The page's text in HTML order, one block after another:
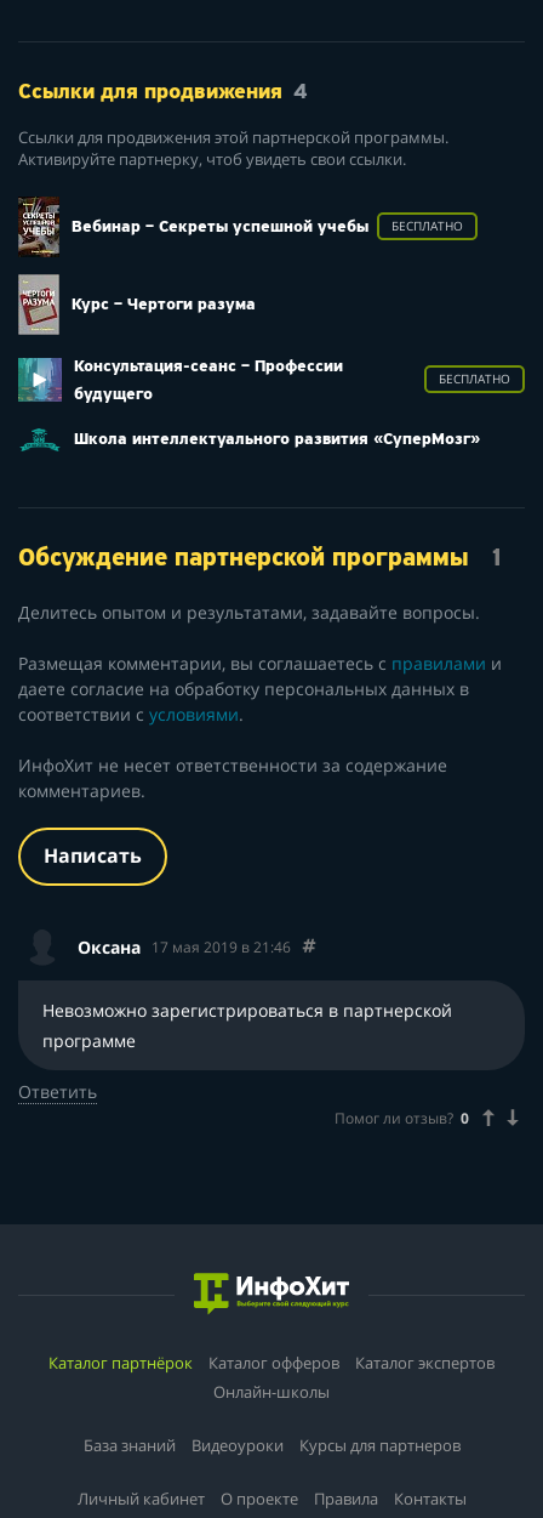
Ссылки для продвижения 4
Ссылки для продвижения этой партнерской программы.
Активируйте партнерку, чтоб увидеть свои ссылки.
Вебинар – Секреты успешной учебы БЕСПЛАТНО
Курс – Чертоги разума
Консультация-сеанс – Профессии
будущего
БЕСПЛАТНО
Школа интеллектуального развития «СуперМозг»
Обсуждение партнерской программы 1
Делитесь опытом и результатами, задавайте вопросы.
Размещая комментарии, вы соглашаетесь с правилами и
даете согласие на обработку персональных данных в
соответствии с условиями.
ИнфоХит не несет ответственности за содержание
комментариев.
Написать
Оксана 17 мая 2019 в 21:46
Невозможно зарегистрироваться в партнерской
программе
Ответить
Помог ли отзыв? 0
Каталог партнёрок Каталог офферов
Каталог экспертов
Онлайн-школы
База знаний Видеоуроки Курсы для партнеров
Личный кабинет О проекте Правила
Контакты